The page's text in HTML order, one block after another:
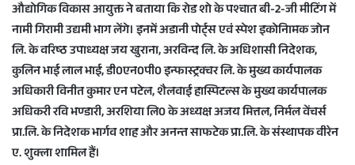
औद्योगिक विकास आयुक्त ने बताया कि रोड शो के पश्चात बी-2-जी मीटिंग में
नामी गिरामी उद्यमी भाग लेंगे। इनमें अडानी पोर्ट्स एवं स्पेश इकोनािमक जोन
लि. के वरिष्ठ उपाध्यक्ष जय खुराना, अरविन्द लि. के अधिशासी निदेशक,
कुलिन भाई लाल भाई, डी0एन0पी0 इन्फास्ट्रक्चर लि. के मुख्य कार्यपालक
अधिकारी विनीत कुमार एन पटेल, शैलवाई हास्पिटल्स के मुख्य कार्यपालक
अधिकरी रवि भण्डारी, अरशिया लि0 के अध्यक्ष अजय मित्तल, निर्मल वेंचर्स
प्रा.लि. के निदेशक भार्गव शाह और अनन्त साफटेक प्रा.लि. के संस्थापक वीरेन
ए. शुक्ला शामिल हैं।